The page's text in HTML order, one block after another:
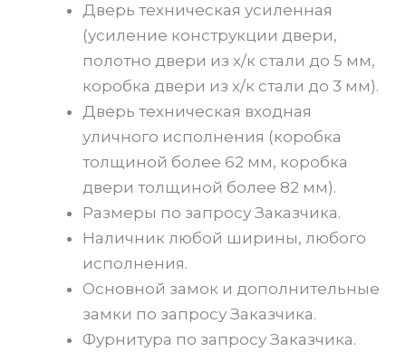
Дверь техническая усиленная
(усиление конструкции двери,
полотно двери из х/к стали до 5 мм,
коробка двери из х/к стали до 3 мм).
Дверь техническая входная
уличного исполнения (коробка
толщиной более 62 мм, коробка
двери толщиной более 82 мм).
Размеры по запросу Заказчика.
Наличник любой ширины, любого
исполнения.
Основной замок и дополнительные
замки по запросу Заказчика.
Фурнитура по запросу Заказчика.